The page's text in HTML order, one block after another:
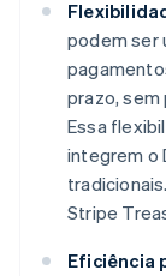
podem ser
prazo, sem
Essa
integrem o
Stripe
Eficiência